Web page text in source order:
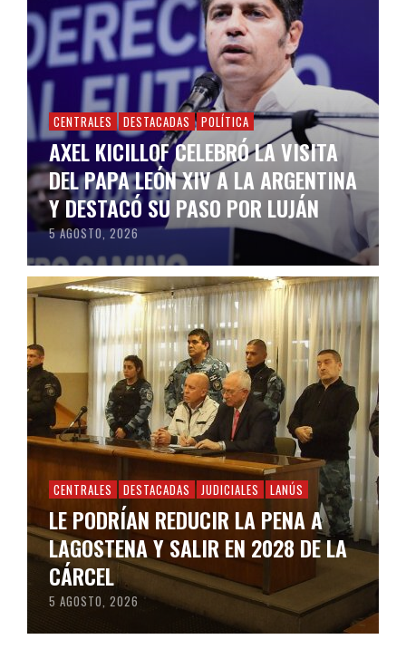
CENTRALES DESTACADAS POLÍTICA
AXEL KICILLOF CELEBRÓ LA VISITA
DEL PAPA LEÓN XIV A LA ARGENTINA
Y DESTACÓ SU PASO POR LUJÁN
5 AGOSTO, 2026
CENTRALES DESTACADAS JUDICIALES LANÚS
LE PODRÍAN REDUCIR LA PENA A
LAGOSTENA Y SALIR EN 2028 DE LA
CÁRCEL
5 AGOSTO, 2026